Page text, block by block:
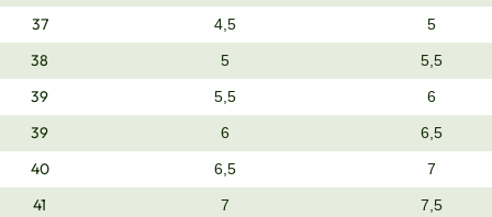
37 4,5 5
38 5 5,5
39 5,5 6
39 6 6,5
40 6,5 7
41 7 7,5